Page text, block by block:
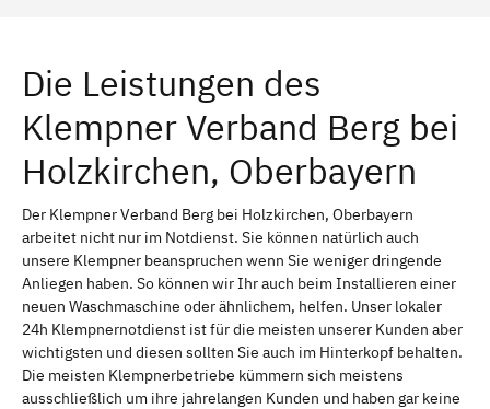
Die Leistungen des
Klempner Verband Berg bei
Holzkirchen, Oberbayern
Der Klempner Verband Berg bei Holzkirchen, Oberbayern
arbeitet nicht nur im Notdienst. Sie können natürlich auch
unsere Klempner beanspruchen wenn Sie weniger dringende
Anliegen haben. So können wir Ihr auch beim Installieren einer
neuen Waschmaschine oder ähnlichem, helfen. Unser lokaler
24h Klempnernotdienst ist für die meisten unserer Kunden aber
wichtigsten und diesen sollten Sie auch im Hinterkopf behalten.
Die meisten Klempnerbetriebe kümmern sich meistens
ausschließlich um ihre jahrelangen Kunden und haben gar keine